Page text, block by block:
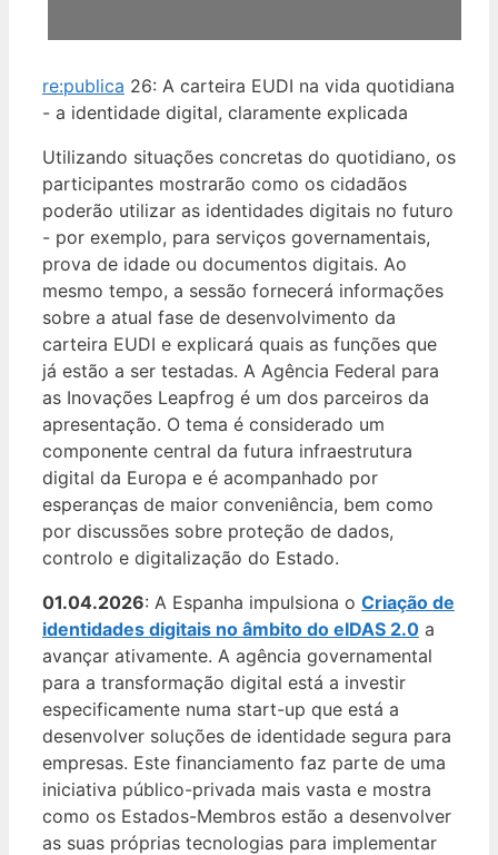
re:publica 26: A carteira EUDI na vida quotidiana
- a identidade digital, claramente explicada
Utilizando situações concretas do quotidiano, os
participantes mostrarão como os cidadãos
poderão utilizar as identidades digitais no futuro
- por exemplo, para serviços governamentais,
prova de idade ou documentos digitais. Ao
mesmo tempo, a sessão fornecerá informações
sobre a atual fase de desenvolvimento da
carteira EUDI e explicará quais as funções que
já estão a ser testadas. A Agência Federal para
as Inovações Leapfrog é um dos parceiros da
apresentação. O tema é considerado um
componente central da futura infraestrutura
digital da Europa e é acompanhado por
esperanças de maior conveniência, bem como
por discussões sobre proteção de dados,
controlo e digitalização do Estado.
01.04.2026: A Espanha impulsiona o Criação de
identidades digitais no âmbito do eIDAS 2.0 a
avançar ativamente. A agência governamental
para a transformação digital está a investir
especificamente numa start-up que está a
desenvolver soluções de identidade segura para
empresas. Este financiamento faz parte de uma
iniciativa público-privada mais vasta e mostra
como os Estados-Membros estão a desenvolver
as suas próprias tecnologias para implementar